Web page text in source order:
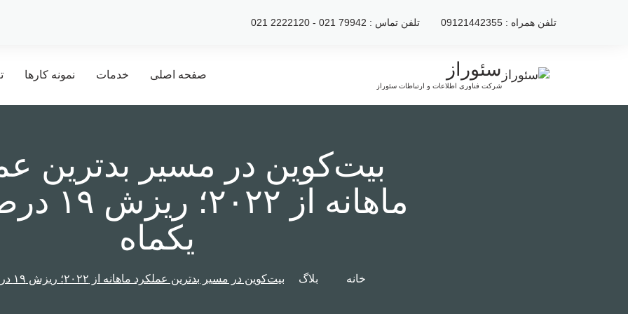
تلفن تماس : 79942 021 - 2222120 021 تلفن همراه : 09121442355
سئوراز
شرکت فناوری اطلاعات و ارتباطات سئوراز
صفحه اصلی خدمات نمونه کارها
بیت‌کوین در مسیر بدترین
ماهانه از
یکماه
خانه بلاگ بیت‌کوین در مسیر بدترین عملکرد ماهانه از ۲۰۲۲؛ ریزش ۱۹ درصدی در یکماه